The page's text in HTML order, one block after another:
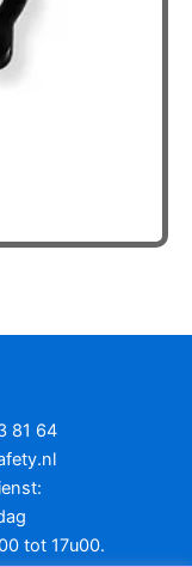
81 64
tot 17u00.